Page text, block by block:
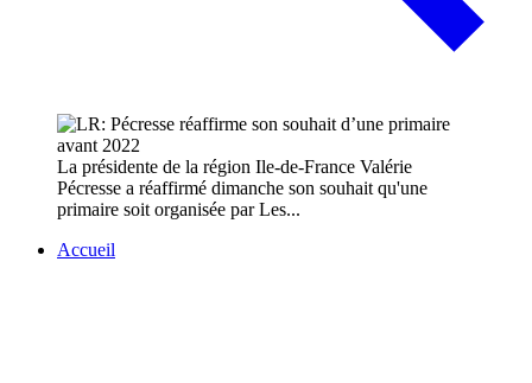
La présidente de la région Ile-de-France Valérie
Pécresse a réaffirmé dimanche son souhait qu'une
primaire soit organisée par Les...
Accueil